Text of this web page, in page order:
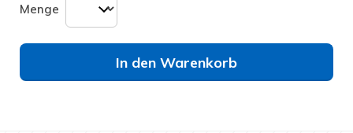
Menge
In den Warenkorb